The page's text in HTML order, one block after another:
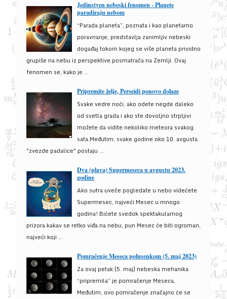
Jedinstven nebeski fenomen - Planete
paradiraju nebom
“Parada planeta”, poznata i kao planetarno
poravnanje, predstavlja zanimljiv nebeski
događaj tokom kojeg se više planeta prividno
grupiše na nebu iz perspektive posmatrača na Zemlji. Ovaj
fenomen se, kako je ...
Pripremite želje, Perseidi ponovo dolaze
Svake vedre noći, ako odete negde daleko
od svetla grada i ako ste dovoljno strpljivi
možete da vidite nekoliko meteora svakog
sata.Međutim, svake godine oko 10. avgusta
"zvezde padalice" postaju ...
Dva (plava) Supermeseca u avgustu 2023.
godine
Ako sutra uveče pogledate u nebo videćete
Supermesec, najveći Mesec u mnogo
godina! Bićete svedok spektakularnog
prizora kakav se retko viđa na nebu, pun Mesec će biti ogroman,
najveći koji ...
Pomračenje Meseca polusenkom (5. maj 2023)
Za ovaj petak (5. maj) nebeska mehanika
“pripremila” je pomračenje Meseca,
Međutim, ovo pomračenje značajno će se